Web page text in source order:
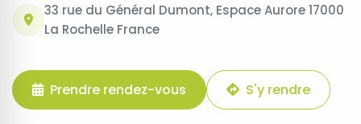
33 rue du Général Dumont, Espace Aurore 17000
La Rochelle France
Prendre rendez-vous S'y rendre